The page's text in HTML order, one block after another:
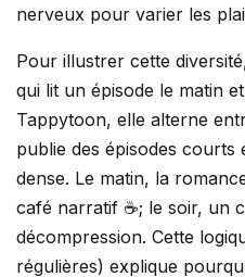
nerveux pour varier les
Pour illustrer cette
qui lit un épisode le matin
Tappytoon, elle alterne
publie des épisodes courts
dense. Le matin, la
café narratif ☕; le soir, un
décompression. Cette
régulières) explique